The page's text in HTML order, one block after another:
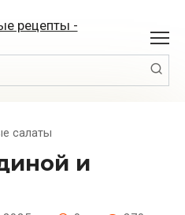
салаты